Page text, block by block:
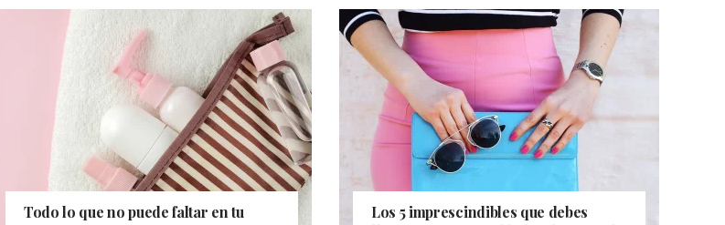
Todo lo que no puede faltar en tu
Los 5 imprescindibles que debes